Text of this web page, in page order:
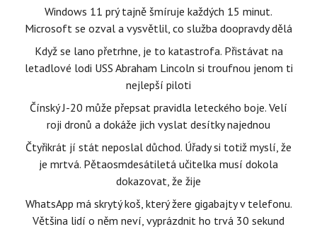
Windows 11 prý tajně šmíruje každých 15 minut.
Microsoft se ozval a vysvětlil, co služba doopravdy dělá
Když se lano přetrhne, je to katastrofa. Přistávat na
letadlové lodi USS Abraham Lincoln si troufnou jenom ti
nejlepší piloti
Čínský J-20 může přepsat pravidla leteckého boje. Velí
roji dronů a dokáže jich vyslat desítky najednou
Čtyřikrát jí stát neposlal důchod. Úřady si totiž myslí, že
je mrtvá. Pětaosmdesátiletá učitelka musí dokola
dokazovat, že žije
WhatsApp má skrytý koš, který žere gigabajty v telefonu.
Většina lidí o něm neví, vyprázdnit ho trvá 30 sekund